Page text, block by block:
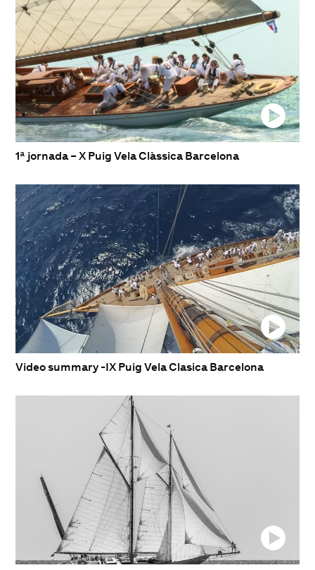
1ª jornada – X Puig Vela Clàssica Barcelona
Video summary -IX Puig Vela Clasica Barcelona